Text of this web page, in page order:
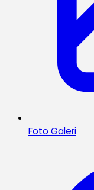
Foto Galeri